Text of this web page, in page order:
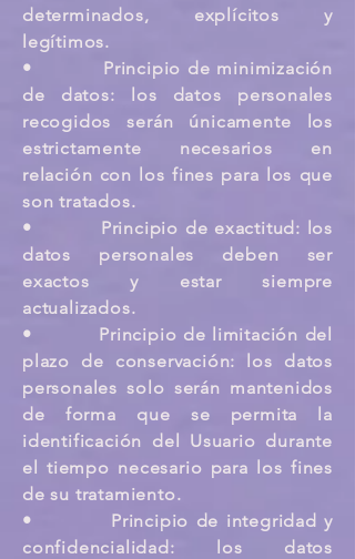
determinados, explícitos y
legítimos.
• Principio de minimización
de datos: los datos personales
recogidos serán únicamente los
estrictamente necesarios en
relación con los fines para los que
son tratados.
• Principio de exactitud: los
datos personales deben ser
exactos y estar siempre
actualizados.
• Principio de limitación del
plazo de conservación: los datos
personales solo serán mantenidos
de forma que se permita la
identificación del Usuario durante
el tiempo necesario para los fines
de su tratamiento.
• Principio de integridad y
confidencialidad: los datos